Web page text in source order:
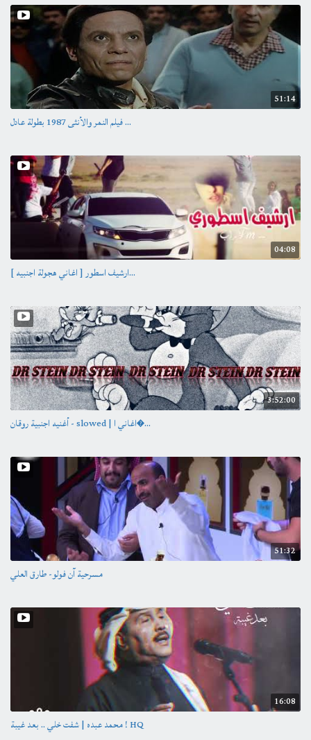
إشترك علي قناة ميلودي أفلام:
https://goo.gl/EqqGbg
4 years ago
Category
فيديو/منوعات
51:14
فيلم النمر والأنثى 1987 بطولة عادل ...
04:08
[ اغاني هجولة اجنبيه ] ارشيف اسطور...
3:52:00
أغنيه اجنبية روقان - slowed | اغاني ا�...
51:32
مسرحية آن فولو- طارق العلي
16:08
محمد عبده | شفت خلي .. بعد غيبة ! HQ